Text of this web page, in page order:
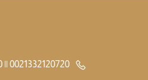
0021332120720 || 0021332120740